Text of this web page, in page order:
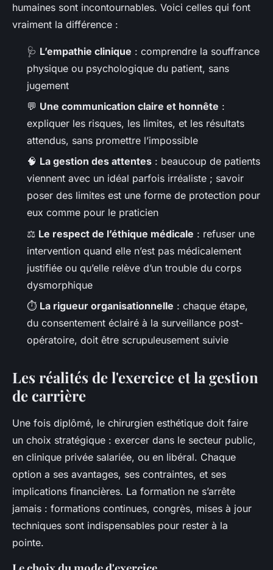
humaines sont incontournables. Voici celles qui font
vraiment la différence :
🩺 L’empathie clinique : comprendre la souffrance
physique ou psychologique du patient, sans
jugement
💬 Une communication claire et honnête :
expliquer les risques, les limites, et les résultats
attendus, sans promettre l’impossible
🧠 La gestion des attentes : beaucoup de patients
viennent avec un idéal parfois irréaliste ; savoir
poser des limites est une forme de protection pour
eux comme pour le praticien
⚖️ Le respect de l’éthique médicale : refuser une
intervention quand elle n’est pas médicalement
justifiée ou qu’elle relève d’un trouble du corps
dysmorphique
⏱️ La rigueur organisationnelle : chaque étape,
du consentement éclairé à la surveillance post-
opératoire, doit être scrupuleusement suivie
Les réalités de l'exercice et la gestion
de carrière
Une fois diplômé, le chirurgien esthétique doit faire
un choix stratégique : exercer dans le secteur public,
en clinique privée salariée, ou en libéral. Chaque
option a ses avantages, ses contraintes, et ses
implications financières. La formation ne s’arrête
jamais : formations continues, congrès, mises à jour
techniques sont indispensables pour rester à la
pointe.